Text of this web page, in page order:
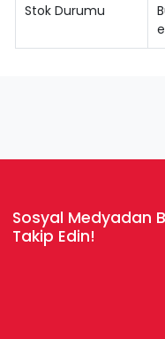
Stok Durumu
Sosyal Medyadan
Takip Edin!